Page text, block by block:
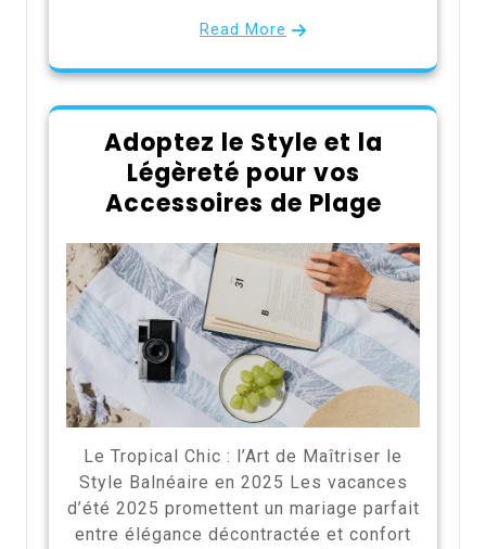
Read More
Adoptez le Style et la
Légèreté pour vos
Accessoires de Plage
Le Tropical Chic : l’Art de Maîtriser le
Style Balnéaire en 2025 Les vacances
d’été 2025 promettent un mariage parfait
entre élégance décontractée et confort